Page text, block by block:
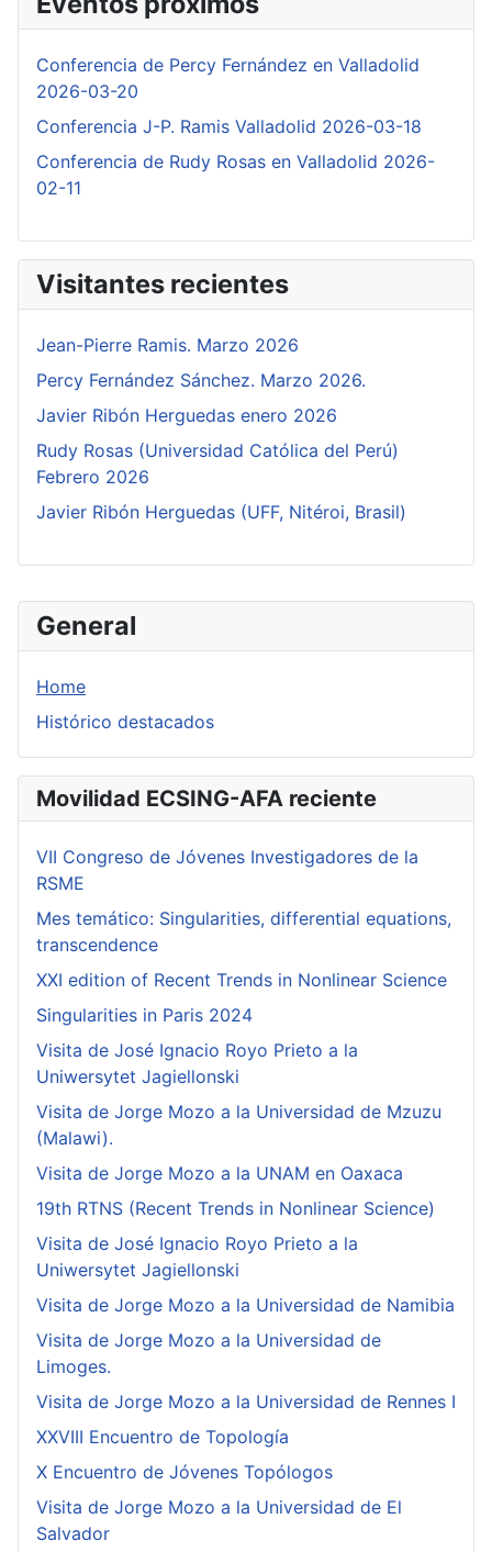
General
Home
Histórico destacados
Movilidad ECSING-AFA reciente
VII Congreso de Jóvenes Investigadores de la
RSME
Mes temático: Singularities, differential equations,
transcendence
XXI edition of Recent Trends in Nonlinear Science
Singularities in Paris 2024
Visita de José Ignacio Royo Prieto a la
Uniwersytet Jagiellonski
Visita de Jorge Mozo a la Universidad de Mzuzu
(Malawi).
Visita de Jorge Mozo a la UNAM en Oaxaca
19th RTNS (Recent Trends in Nonlinear Science)
Visita de José Ignacio Royo Prieto a la
Uniwersytet Jagiellonski
Visita de Jorge Mozo a la Universidad de Namibia
Visita de Jorge Mozo a la Universidad de
Limoges.
Visita de Jorge Mozo a la Universidad de Rennes I
XXVIII Encuentro de Topología
X Encuentro de Jóvenes Topólogos
Visita de Jorge Mozo a la Universidad de El
Salvador
Conferencia de Percy Fernández en Valladolid
2026-03-20
Conferencia J-P. Ramis Valladolid 2026-03-18
Conferencia de Rudy Rosas en Valladolid 2026-
02-11
Visitantes recientes
Jean-Pierre Ramis. Marzo 2026
Percy Fernández Sánchez. Marzo 2026.
Javier Ribón Herguedas enero 2026
Rudy Rosas (Universidad Católica del Perú)
Febrero 2026
Javier Ribón Herguedas (UFF, Nitéroi, Brasil)